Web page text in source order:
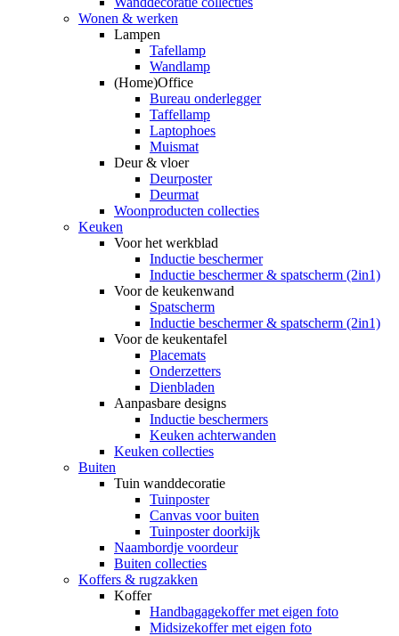
Wonen & werken
Lampen
Tafellamp
Wandlamp
(Home)Office
Bureau onderlegger
Taffellamp
Laptophoes
Muismat
Deur & vloer
Deurposter
Deurmat
Woonproducten collecties
Keuken
Voor het werkblad
Inductie beschermer
Inductie beschermer & spatscherm (2in1)
Voor de keukenwand
Spatscherm
Inductie beschermer & spatscherm (2in1)
Voor de keukentafel
Placemats
Onderzetters
Dienbladen
Aanpasbare designs
Inductie beschermers
Keuken achterwanden
Keuken collecties
Buiten
Tuin wanddecoratie
Tuinposter
Canvas voor buiten
Tuinposter doorkijk
Naambordje voordeur
Buiten collecties
Koffers & rugzakken
Koffer
Handbagagekoffer met eigen foto
Midsizekoffer met eigen foto